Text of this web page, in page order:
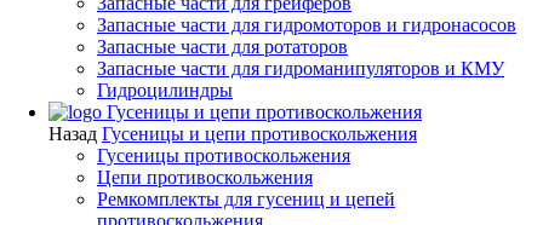
Запасные части для гидромоторов и гидронасосов
Запасные части для ротаторов
Запасные части для гидроманипуляторов и КМУ
Гидроцилиндры
Гусеницы и цепи противоскольжения
Назад Гусеницы и цепи противоскольжения
Гусеницы противоскольжения
Цепи противоскольжения
Ремкомплекты для гусениц и цепей
противоскольжения